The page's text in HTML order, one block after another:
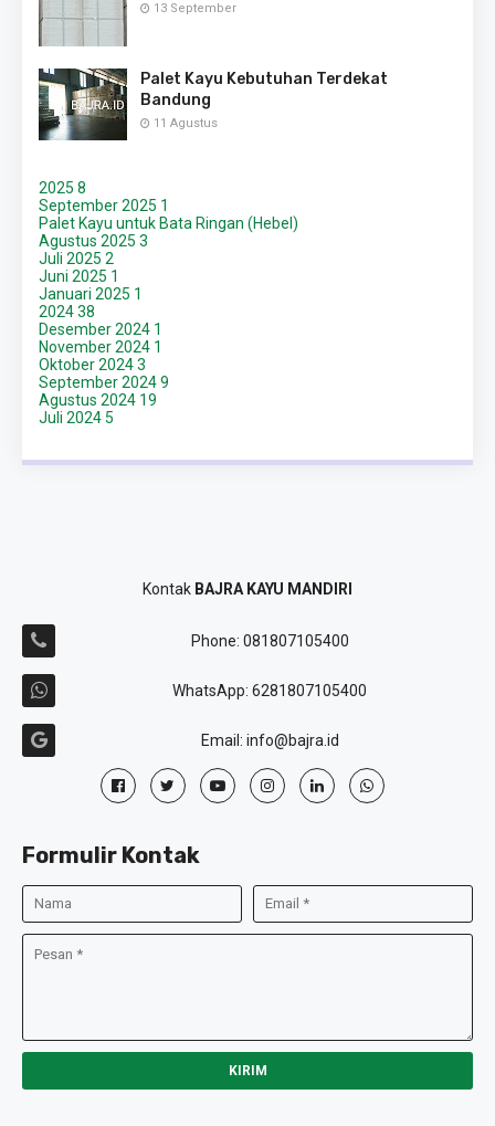
13 September
Palet Kayu Kebutuhan Terdekat
Bandung
11 Agustus
2025 8
September 2025 1
Palet Kayu untuk Bata Ringan (Hebel)
Agustus 2025 3
Juli 2025 2
Juni 2025 1
Januari 2025 1
202438
Desember 2024 1
November 2024 1
Oktober 20243
September 20249
Agustus 2024 19
Juli 2024 5
Kontak BAJRA KAYU MANDIRI
Phone: 081807105400
WhatsApp: 6281807105400
Email: info@bajra.id
Formulir Kontak